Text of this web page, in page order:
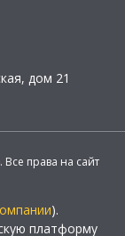
дом 21
права на сайт
).
платформу